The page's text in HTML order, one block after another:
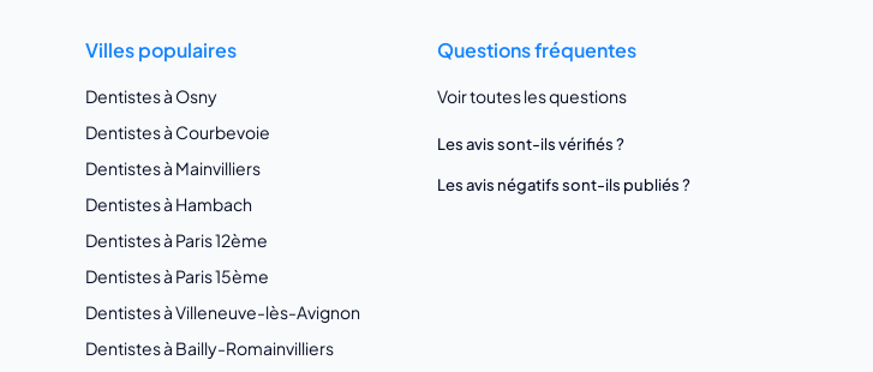
Villes populaires
Dentistes à Osny
Dentistes à Courbevoie
Dentistes à Mainvilliers
Dentistes à Hambach
Dentistes à Paris 12ème
Dentistes à Paris 15ème
Dentistes à Villeneuve-lès-Avignon
Dentistes à Bailly-Romainvilliers
Questions fréquentes
Voir toutes les questions
Les avis sont-ils vérifiés ?
Les avis négatifs sont-ils publiés ?